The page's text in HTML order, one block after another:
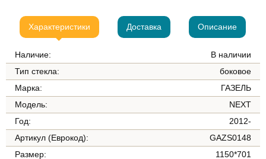
Характеристики Доставка Описание
Наличие:
В наличии
Тип стекла:
боковое
Марка:
ГАЗЕЛЬ
Модель:
NEXT
Год:
2012-
Артикул (Еврокод):
GAZS0148
Размер:
1150*701